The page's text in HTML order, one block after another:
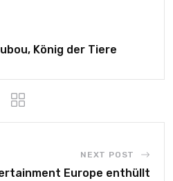
König der Tiere
NEXT POST
Europe enthüllt